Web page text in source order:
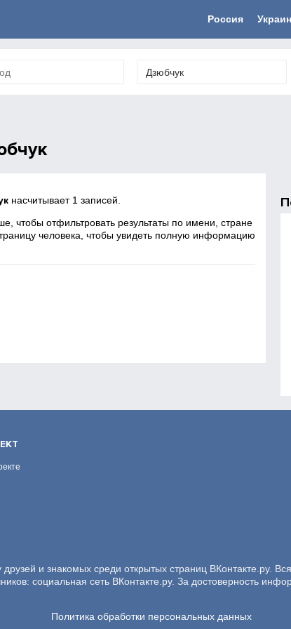
Россия
насчитывает 1 записей.
чтобы отфильтровать результаты по имени, стране
человека, чтобы увидеть полную информацию
и знакомых среди открытых страниц ВКонтакте.ру.
социальная сеть ВКонтакте.ру. За достоверность
Политика обработки персональных данных